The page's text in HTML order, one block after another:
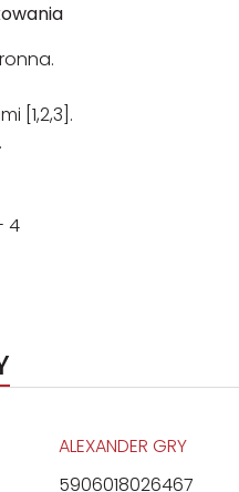
[1,2,3].
4
ALEXANDER GRY
5906018026467